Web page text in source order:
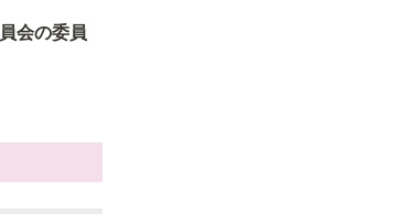
会の委員